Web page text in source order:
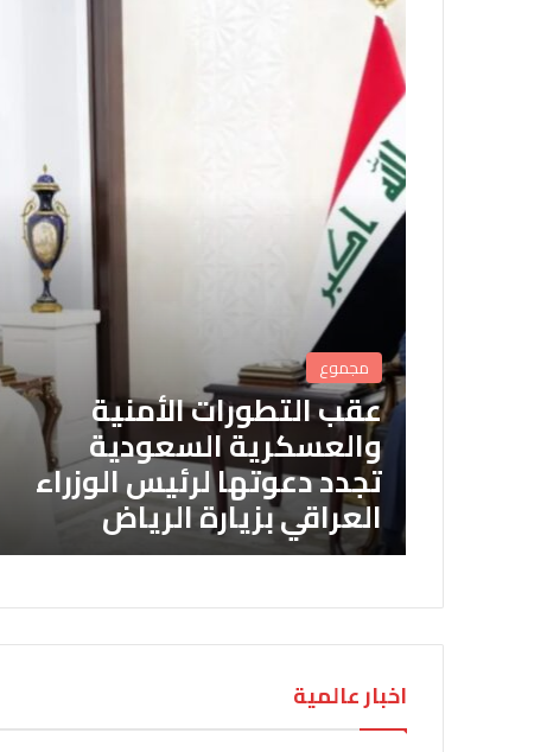
مجموع
عقب التطورات الأمنية
والعسكرية السعودية
تجدد دعوتها لرئيس الوزراء
العراقي بزيارة الرياض
اخبار عالمية